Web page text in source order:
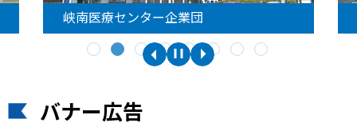
峡南医療センター企業団
バナー広告